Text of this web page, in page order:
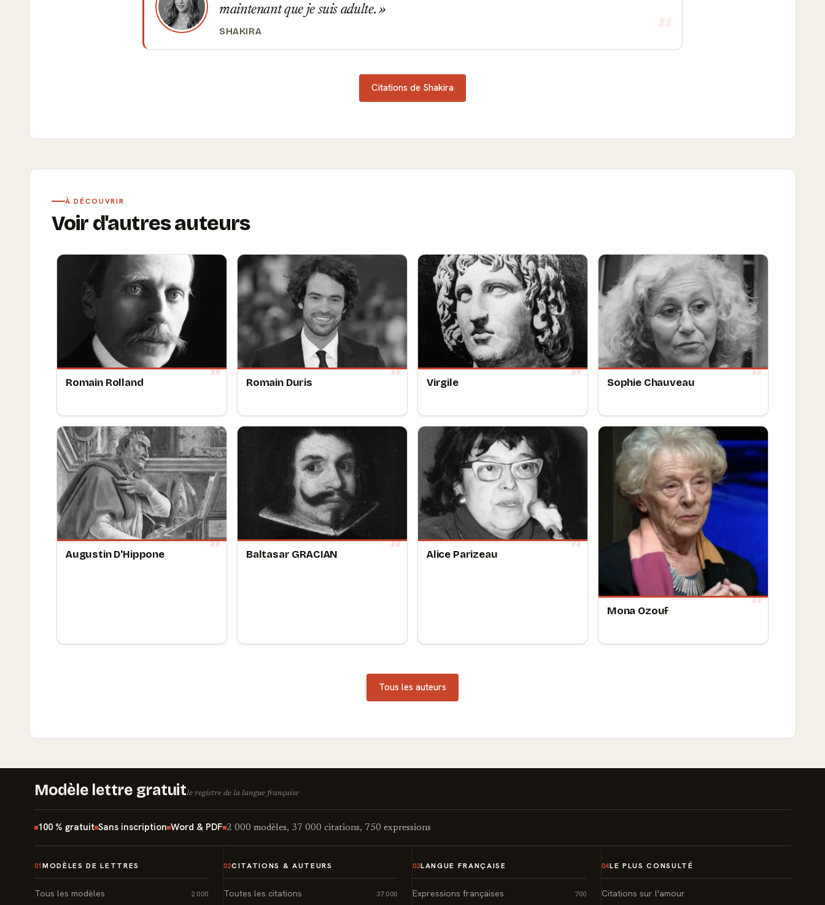
maintenant que je suis adulte.
SHAKIRA
Citations de Shakira
À DÉCOUVRIR
Voir d'autres auteurs
Romain Rolland Romain Duris Virgile Sophie Chauveau
Augustin D'Hippone Baltasar GRACIAN Alice Parizeau
Mona Ozouf
Tous les auteurs
Modèle lettre gratuitle registre de la langue française
100 % gratuit Sans inscription Word & PDF 2 000 modèles, 37 000 citations, 750 expressions
01 MODÈLES DE LETTRES
Tous les modèles 2 000
02CITATIONS & AUTEURS
Toutes les citations 37 000
03LANGUE FRANÇAISE
Expressions françaises 700
04LE PLUS CONSULTÉ
Citations sur l'amour